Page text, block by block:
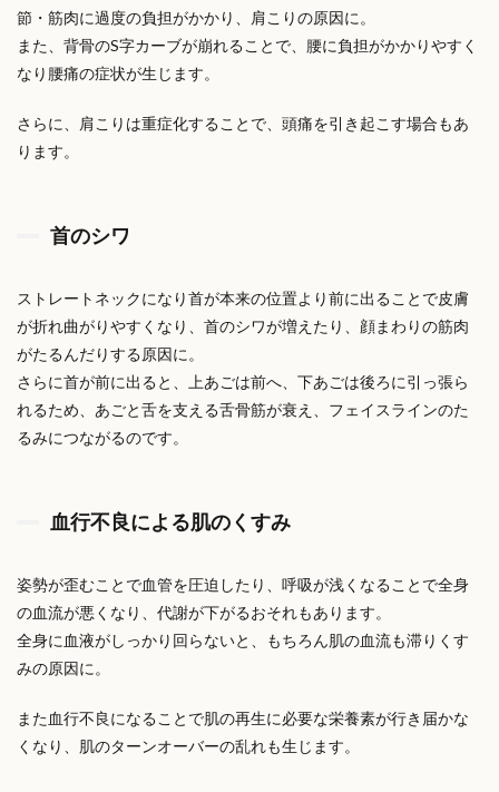
節・筋肉に過度の負担がかかり、肩こりの原因に。
また、背骨のS字カーブが崩れることで、腰に負担がかかりやすく
なり腰痛の症状が生じます。
さらに、肩こりは重症化することで、 頭痛を引き起こす場合もあ
ります。
首のシワ
ストレートネックになり首が本来の位置より前に出ることで皮膚
が折れ曲がりやすくなり、首のシワが増えたり、顔まわりの筋肉
がたるんだりする原因に。
さらに首が前に出ると、上あごは前へ、下あごは後ろに引っ張ら
れるため、あごと舌を支える舌骨筋が衰え、フェイスラインのた
るみにつながるのです。
血行不良による肌のくすみ
姿勢が歪むことで血管を圧迫したり、 呼吸が浅くなることで全身
の血流が悪くなり、代謝が下がるおそれもあります。
全身に血液がしっかり回らないと、もちろん肌の血流も滞りくす
みの原因に。
また血行不良になることで肌の再生に必要な栄養素が行き届かな
くなり、肌のターンオーバーの乱れも生じます。